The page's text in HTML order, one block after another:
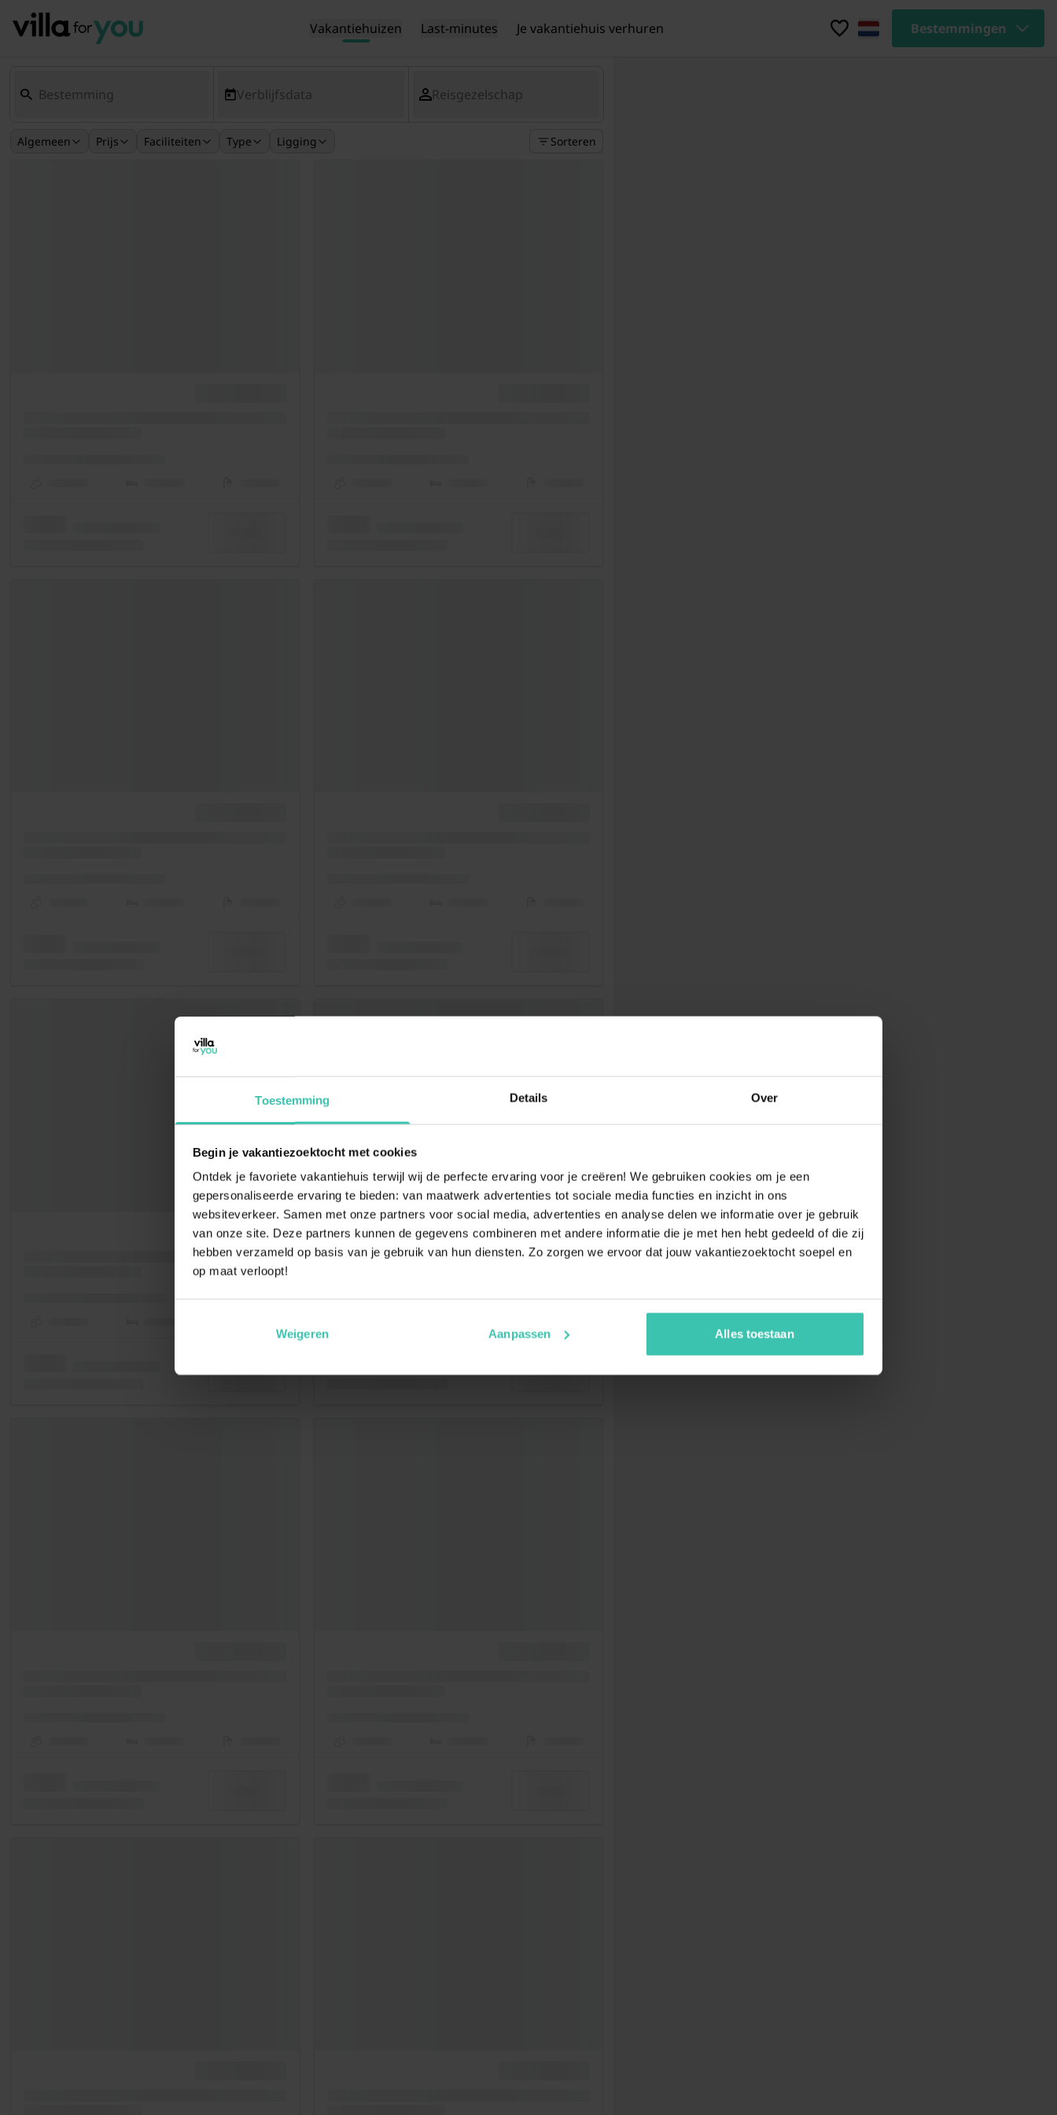
Toestemming Details Over
Begin je vakantiezoektocht met cookies
Ontdek je favoriete vakantiehuis terwijl wij de perfecte ervaring voor je creëren! We gebruiken cookies om je een
gepersonaliseerde ervaring te bieden: van maatwerk advertenties tot sociale media functies en inzicht in ons
websiteverkeer. Samen met onze partners voor social media, advertenties en analyse delen we informatie over je gebruik
van onze site. Deze partners kunnen de gegevens combineren met andere informatie die je met hen hebt gedeeld of die zij
hebben verzameld op basis van je gebruik van hun diensten. Zo zorgen we ervoor dat jouw vakantiezoektocht soepel en
op maat verloopt!
Weigeren Aanpassen Alles toestaan
Vakantiehuizen Last-minutes Je vakantiehuis verhuren Bestemmingen
Verblijfsdata Reisgezelschap
Algemeen Prijs Faciliteiten Type Ligging Sorteren